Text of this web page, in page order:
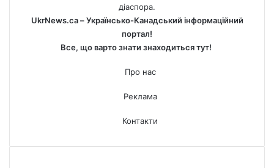
діаспора.
UkrNews.ca – Українсько-Канадський інформаційний
портал!
Все, що варто знати знаходиться тут!
Про нас
Реклама
Контакти